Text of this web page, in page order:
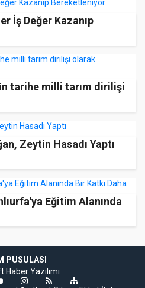
İş Değer Kazanıp
tarihe milli tarım dirilişi
Zeytin Hasadı Yaptı
Eğitim Alanında
PUSULASI
Haber Yazılımı